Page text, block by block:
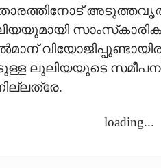
ലുലിയയുടെ
loading...